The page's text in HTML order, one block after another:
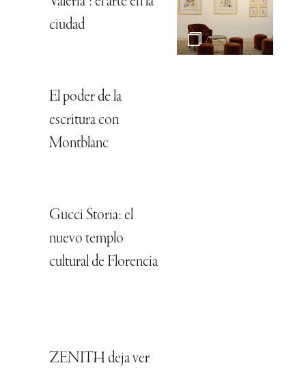
ciudad
El poder de la
escritura con
Montblanc
Gucci Storia: el
nuevo templo
cultural de Florencia
ZENITH deja ver